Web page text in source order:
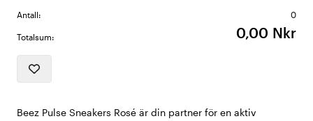
Antall: 0
Totalsum: 0,00 Nkr
Beez Pulse Sneakers Rosé är din partner för en aktiv